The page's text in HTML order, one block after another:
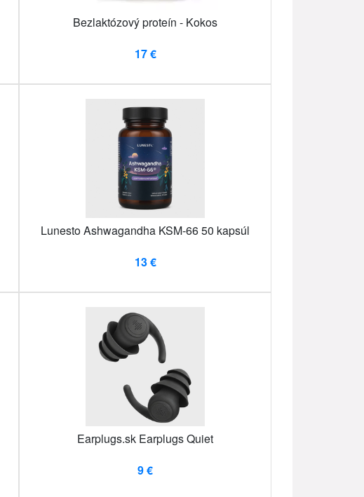
Bezlaktózový proteín - Kokos
17 €
Lunesto Ashwagandha KSM-66 50 kapsúl
13 €
Earplugs.sk Earplugs Quiet
9 €